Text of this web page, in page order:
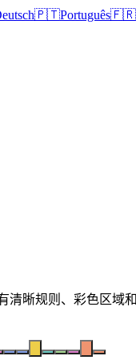
🇵🇹Português🇫🇷
晰规则、彩色区域